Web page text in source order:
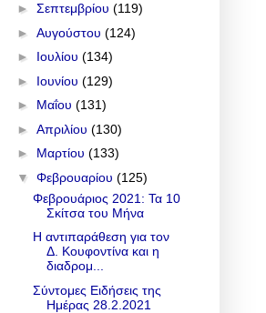
► Σεπτεμβρίου (119)
► Αυγούστου (124)
► Ιουλίου (134)
► Ιουνίου (129)
► Μαΐου (131)
► Απριλίου (130)
► Μαρτίου (133)
▼ Φεβρουαρίου (125)
Φεβρουάριος 2021: Τα 10
Σκίτσα του Μήνα
Η αντιπαράθεση για τον
Δ. Κουφοντίνα και η
διαδρομ...
Σύντομες Ειδήσεις της
Ημέρας 28.2.2021